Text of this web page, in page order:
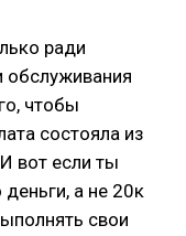
ради
чтобы
состояла из
вот если ты
а не 20к
свои